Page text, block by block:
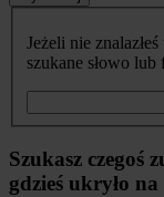
Jeżeli nie
szukane słowo lub
Szukasz czegoś
gdzieś ukryło